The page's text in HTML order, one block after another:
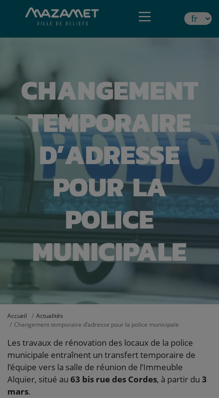
CHANGEMENT
TEMPORAIRE
D’ADRESSE
POUR LA
POLICE
MUNICIPALE
Accueil
Actualités
Changement temporaire d’adresse pour la police municipale
Les travaux de rénovation des locaux de la police
municipale entraînent un transfert temporaire de
l’équipe vers la salle de réunion de l’Immeuble
Alquier, situé au 63 bis rue des Cordes, à partir du 3
mars.